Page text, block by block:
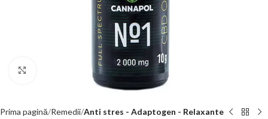
Faceți click pentru a mări
Prima pagină Remedii Anti stres - Adaptogen - Relaxante